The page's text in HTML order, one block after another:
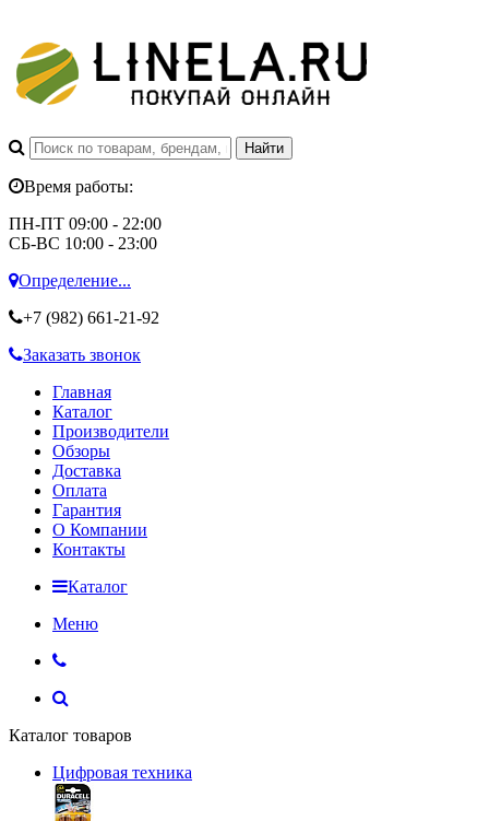
Время работы:
ПН-ПТ 09:00 - 22:00
СБ-ВС 10:00 - 23:00
Определение...
+7 (982) 661-21-92
Заказать звонок
Главная
Каталог
Производители
Обзоры
Доставка
Оплата
Гарантия
О Компании
Контакты
Каталог
Меню
Каталог товаров
Цифровая техника